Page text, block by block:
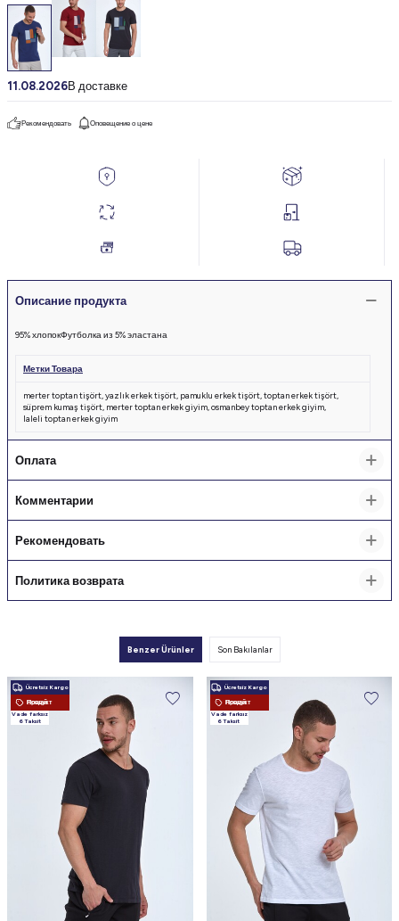
11.08.2026В доставке
Рекомендовать Оповещение о цене
Описание продукта
95% хлопокФутболка из 5% эластана
Метки Товара
merter toptan tişört yazlık erkek tişört pamuklu erkek tişört toptan erkek tişört
süprem kumaş tişört merter toptan erkek giyim osmanbey toptan erkek giyim
laleli toptan erkek giyim
Оплата
Комментарии
Рекомендовать
Политика возврата
Benzer Ürünler Son Bakılanlar
Ücretsiz Kargo
Новый Продукт
Vade farksız
6 Taksit
Ücretsiz Kargo
Новый Продукт
Vade farksız
6 Taksit